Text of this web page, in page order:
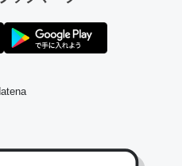
どAlexaしか使わないので